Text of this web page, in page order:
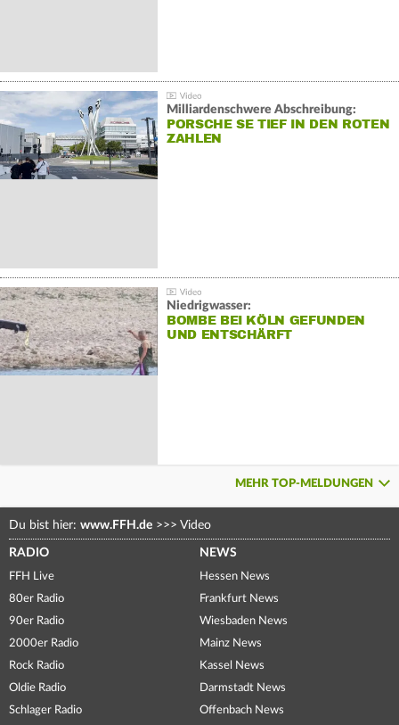
Milliardenschwere Abschreibung:
PORSCHE SE TIEF IN DEN ROTEN
ZAHLEN
Niedrigwasser:
BOMBE BEI KÖLN GEFUNDEN
UND ENTSCHÄRFT
MEHR TOP-MELDUNGEN
Du bist hier: www.FFH.de >>> Video
RADIO
FFH Live
80er Radio
90er Radio
2000er Radio
Rock Radio
Oldie Radio
Schlager Radio
NEWS
Hessen News
Frankfurt News
Wiesbaden News
Mainz News
Kassel News
Darmstadt News
Offenbach News